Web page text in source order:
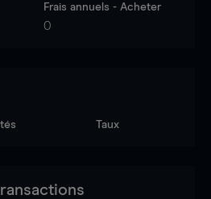
Frais annuels - Acheter
0
Taux